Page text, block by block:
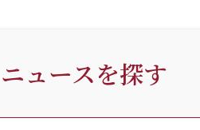
ニュースを探す